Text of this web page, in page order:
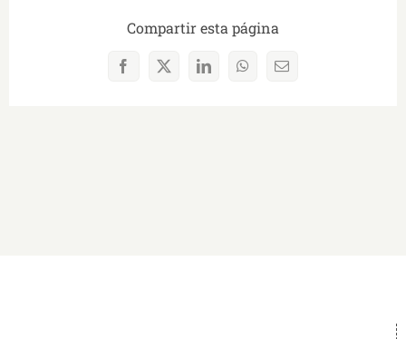
Compartir esta página
Facebook
X LinkedInWhatsAppCorreo